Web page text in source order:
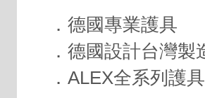
．德國專業護具
．德國設計台灣製
．ALEX全系列護